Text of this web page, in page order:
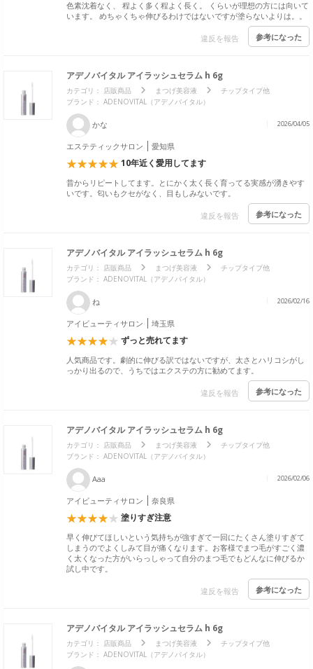
色素沈着なく、 程よく多く程よく長く。 くらいが理想の方には向いて
います。 めちゃくちゃ伸びるわけではないですが塗らないよりは。。
違反を報告 参考になった
アデノバイタル アイラッシュセラム h 6g
カテゴリ： 店販商品 まつげ美容液
チップタイプ他
ブランド： ADENOVITAL（アデノバイタル）
かな 2026/04/05
エステティックサロン 愛知県
10年近く愛用してます
昔からリピートしてます。とにかく太く長く育ってる実感が湧きやす
いです。匂いもクセがなく、目もしみないです。
違反を報告 参考になった
アデノバイタル アイラッシュセラム h 6g
カテゴリ： 店販商品 まつげ美容液
チップタイプ他
ブランド： ADENOVITAL（アデノバイタル）
ね 2026/02/16
アイビューティサロン 埼玉県
ずっと売れてます
人気商品です。劇的に伸びる訳ではないですが、太さとハリコシがし
っかり出るので、うちではエクステの方に勧めてます。
違反を報告 参考になった
アデノバイタル アイラッシュセラム h 6g
カテゴリ： 店販商品 まつげ美容液
チップタイプ他
ブランド： ADENOVITAL（アデノバイタル）
Aaa 2026/02/06
アイビューティサロン 奈良県
塗りすぎ注意
早く伸びてほしいという気持ちが強すぎて一回にたくさん塗りすぎて
しまうのでよくしみて目が痛くなります。お客様でまつ毛がすごく濃
く太くなった方がいらっしゃって自分のまつ毛でもどんなに伸びるか
試し中です。
違反を報告 参考になった
アデノバイタル アイラッシュセラム h 6g
カテゴリ： 店販商品 まつげ美容液
チップタイプ他
ブランド： ADENOVITAL（アデノバイタル）